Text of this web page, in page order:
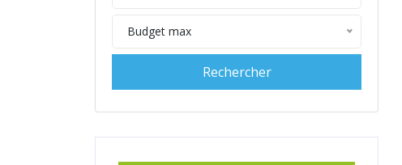
Budget max